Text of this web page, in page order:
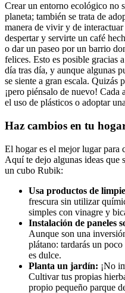
Crear un entorno ecológico no
planeta; también se trata de
manera de vivir y de
despertar y servirte un café
o dar un paseo por un barrio
felices. Esto es posible gracias
día tras día, y aunque algunas
se siente a gran escala. Quizás
¡pero piénsalo de nuevo! Cada
el uso de plásticos o adoptar
Haz cambios en tu
El hogar es el mejor lugar para
Aquí te dejo algunas ideas que
un cubo Rubik:
Usa productos de
frescura sin utilizar
simples con vinagre y
Instalación de paneles
Aunque son una
plátano: tardarás un
es dulce.
Planta un jardín: ¡No
Cultivar tus propias
propio pequeño parque